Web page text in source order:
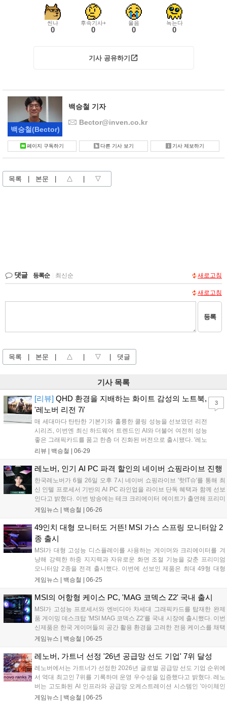
씬나
0
후속기사+
0
울음
0
녹는다
0
기사 공유하기
백승철(Bector)
백승철 기자
Bector@inven.co.kr
페이지 구독하기 다른 기사 보기 기사 제보하기
목록 본문 △ ▽
댓글 등록순 최신순 새로고침
새로고침
등록
목록 본문 △ ▽ 댓글
기사 목록
[리뷰] QHD 환경을 지배하는 화이트 감성의 노트북,
'레노버 리전 7i'
매 세대마다 탄탄한 기본기와 훌륭한 쿨링 성능을 선보였던 리전
시리즈, 이번엔 최신 하드웨어 트렌드인 AI와 더불어 여전히 성능
좋은 그래픽카드를 품고 한층 더 진화된 버전으로 출시됐다. '레노
버 리전 7i'는 인텔의 최신 코어 울트라 프로세서와 엔비디아 지포
륭한 사양도 돋보이지만, 게이밍 노트북에서 선택지가 좁은 편인
흰색 제품인 점도 매력적인 부분이다....
리뷰 | 백승철 06-29
3
레노버, 인기 AI PC 파격 할인의 네이버 쇼핑라이브 진행
한국레노버가 6월 26일 오후 7시 네이버 쇼핑라이브 '핫IT슈'를 통해 최
신 인텔 프로세서 기반의 AI PC 라인업을 라이브 단독 혜택과 함께 선보
인다고 밝혔다. 이번 방송에는 테크 크리에이터 에이트가 출연해 프리미
엄 AI 노트북 '요가 슬림 7i 울트라 아우라 에디션'을 비롯한 신제품들을
게임뉴스 | 백승철 06-26
49인치 대형 모니터도 거뜬! MSI 가스 스프링 모니터암 2
종 출시
MSI가 대형 고성능 디스플레이를 사용하는 게이머와 크리에이터를 겨
냥해 강력한 하중 지지력과 자유로운 화면 조절 기능을 갖춘 프리미엄
모니터암 2종을 전격 출시했다. 이번에 선보인 제품은 최대 49형 대형
모니터를 안정적으로 받쳐주는 싱글 모델 'MSI MPG MT201RG'와 멀티
모두 강력한 가스 스프링 구조를 채택하여 장시간 게임 플레이나 작업
시 유저가 원하는 최적의 시각적 몰입감을 제공하도록 설계된 것이 특징
이다....
게임뉴스 | 백승철 06-25
MSI의 어항형 케이스 PC, 'MAG 코덱스 Z2' 국내 출시
MSI가 고성능 프로세서와 엔비디아 차세대 그래픽카드를 탑재한 완제
품 게이밍 데스크탑 'MSI MAG 코덱스 Z2'를 국내 시장에 출시했다. 이번
신제품은 한국 게이머들의 공간 활용 환경을 고려한 전용 케이스를 채택
하고 온디바이스 AI 처리 능력을 강화한 것이 특징이다. 프리랜서 크리에
구동에도 안정적인 컴퓨팅 환경을 제공하도록 설계되었다....
게임뉴스 | 백승철 06-25
레노버, 가트너 선정 '26년 공급망 선도 기업' 7위 달성
레노버에서는 가트너가 선정한 2026년 글로벌 공급망 선도 기업 순위에
서 역대 최고인 7위를 기록하며 운영 우수성을 입증했다고 밝혔다. 레노
버는 고도화된 AI 인프라와 공급망 오케스트레이션 시스템인 '아이체인
(iChain)'을 통해 의사결정 및 분석 작업 시간을 대폭 단축했다. 가트너가
게임뉴스 | 백승철 06-25